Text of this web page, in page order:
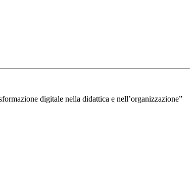
digitale nella didattica e nell’organizzazione”